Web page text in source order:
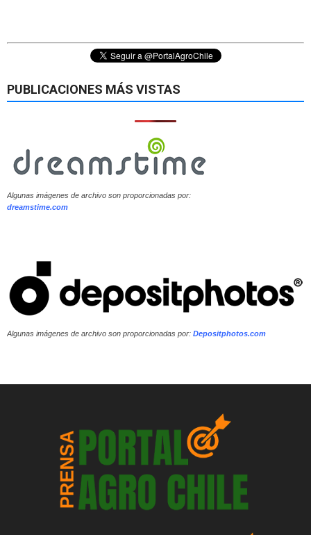
PUBLICACIONES MÁS VISTAS
Algunas imágenes de archivo son proporcionadas por:
dreamstime.com
Algunas imágenes de archivo son proporcionadas por: Depositphotos.com